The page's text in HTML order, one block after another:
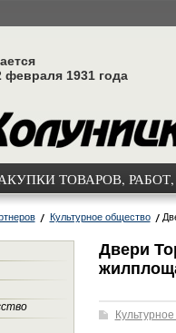
февраля 1931 года
ТОВАРОВ,
Культурное общество
Двери